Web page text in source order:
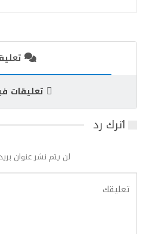
تعليقات
اترك رد
لن يتم نشر عنوان